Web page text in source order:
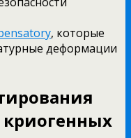
, которые
деформации